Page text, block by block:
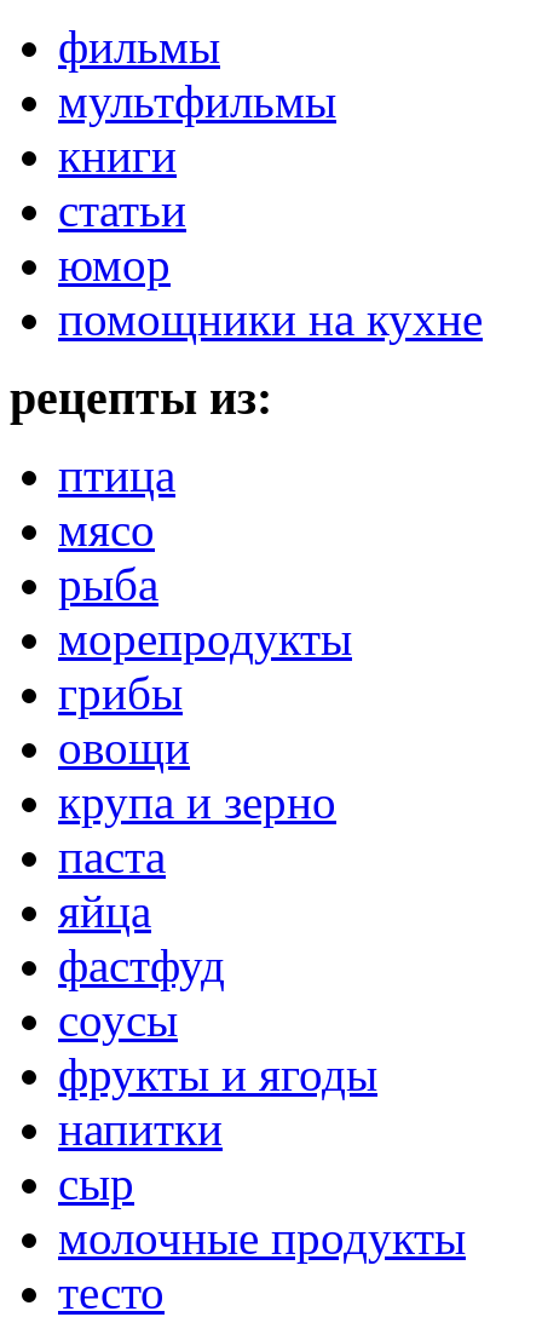
фильмы
мультфильмы
книги
статьи
юмор
помощники на кухне
рецепты из:
птица
мясо
рыба
морепродукты
грибы
овощи
крупа и зерно
паста
яйца
фастфуд
соусы
фрукты и ягоды
напитки
сыр
молочные продукты
тесто